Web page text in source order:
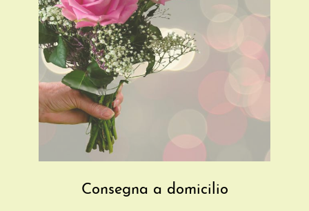
Consegna a domicilio